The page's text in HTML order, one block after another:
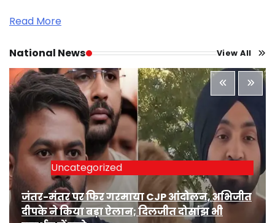
Read More
National News View All
Uncategorized
जंतर-मंतर पर फिर गरमाया CJP आंदोलन, अभिजीत
दीपके ने किया बड़ा ऐलान; दिलजीत दोसांझ भी